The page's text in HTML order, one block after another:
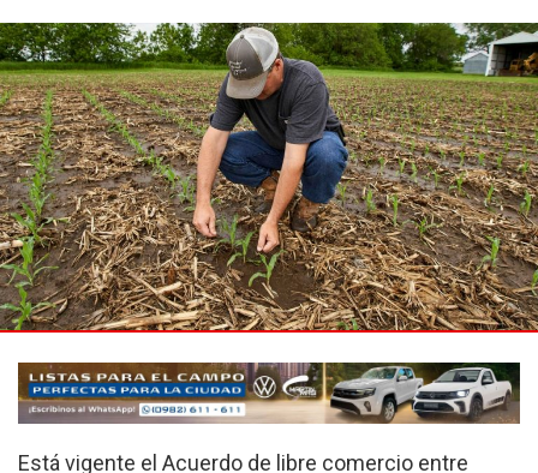
Está vigente el Acuerdo de libre comercio entre